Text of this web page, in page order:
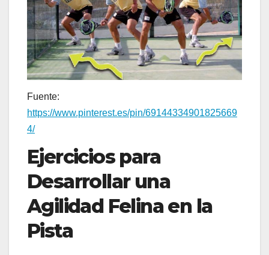
Fuente:
https://www.pinterest.es/pin/69144334901825669
4/
Ejercicios para
Desarrollar una
Agilidad Felina en la
Pista